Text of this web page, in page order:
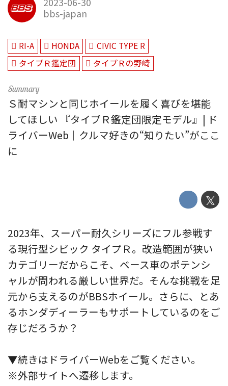
bbs-japan
RI-A HONDA
CIVIC TYPE R
タイプＲ鑑定団
タイプＲの野崎
Ｓ耐マシンと同じホイールを履く喜びを堪能
してほしい 『タイプＲ鑑定団限定モデル』| ド
ライバーWeb｜クルマ好きの“知りたい”がここ
に
2023年、スーパー耐久シリーズにフル参戦す
る現行型シビック タイプＲ。改造範囲が狭い
カテゴリーだからこそ、ベース車のポテンシ
ャルが問われる厳しい世界だ。そんな挑戦を足
元から支えるのがBBSホイール。さらに、とあ
るホンダディーラーもサポートしているのをご
存じだろうか？
▼続きはドライバーWebをご覧ください。
※外部サイトへ遷移します。